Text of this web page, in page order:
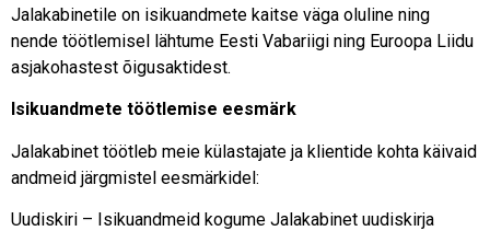
Jalakabinetile on isikuandmete kaitse väga oluline ning
nende töötlemisel lähtume Eesti Vabariigi ning Euroopa Liidu
asjakohastest õigusaktidest.
Isikuandmete töötlemise eesmärk
Jalakabinet töötleb meie külastajate ja klientide kohta käivaid
andmeid järgmistel eesmärkidel:
Uudiskiri – Isikuandmeid kogume Jalakabinet uudiskirja